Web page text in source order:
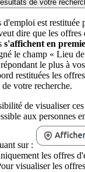
de votre
est restituée
dire que les
s'affichent en
le champ « Lieu
le plus à
restituées les
votre recherche.
de visualiser
aux personnes
sur :
les offres
visualiser les